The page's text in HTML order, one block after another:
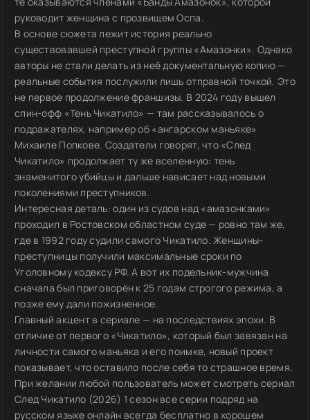
руководит женщина с прозвищем Оспа.
В основе сюжета лежит история реально
существовавшей преступной группы «Амазонки». Однако
авторы не стали делать из неё документальную копию —
реальные события послужили лишь отправной точкой. Это
не первое продолжение франшизы. В 2024 году вышел
спин-офф «Тень Чикатило» — там рассказывалось о
подражателях, например об «ангарском маньяке»
Михаиле Попкове. Создатели говорят, что «След
Чикатило» продолжает ту же вселенную: тень
знаменитого убийцы и дальше нависает над новыми
поколениями преступников.
Интересная деталь: один из судов над «амазонками»
проходил в Ростовском областном суде — ровно там же,
где в 1992 году судили самого Чикатило. Женщины-
преступницы получили максимальные сроки по
Уголовному кодексу РФ. А вот их подельник-мужчина
сначала был приговорён к 25 годам строгого режима, а
позже ему дали пожизненное.
Главный акцент в сериале — на последствиях эпохи. В
отличие от первого «Чикатило», который был завязан на
личности самого маньяка и его поимке, новый проект
показывает, что оставило после себя то страшное время.
При желании любой пользователь может смотреть сериал
След Чикатило (2026) 1 сезон все серии подряд на
русском языке онлайн всегда бесплатно в хорошем